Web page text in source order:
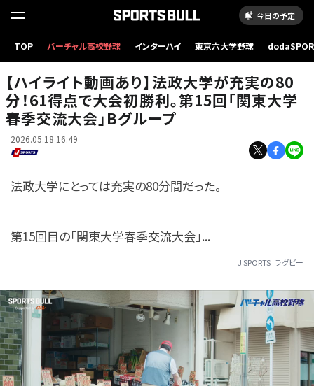
今日の予定
TOP バーチャル高校野球 インターハイ 東京六大学野球
【ハイライト動画あり】法政大学が充実の80
分！61得点で大会初勝利。第15回「関東大学
春季交流大会」Bグループ
2026.05.18 16:49
法政大学にとっては充実の80分間だった。
第15回目の「関東大学春季交流大会」...
J SPORTS ラグビー